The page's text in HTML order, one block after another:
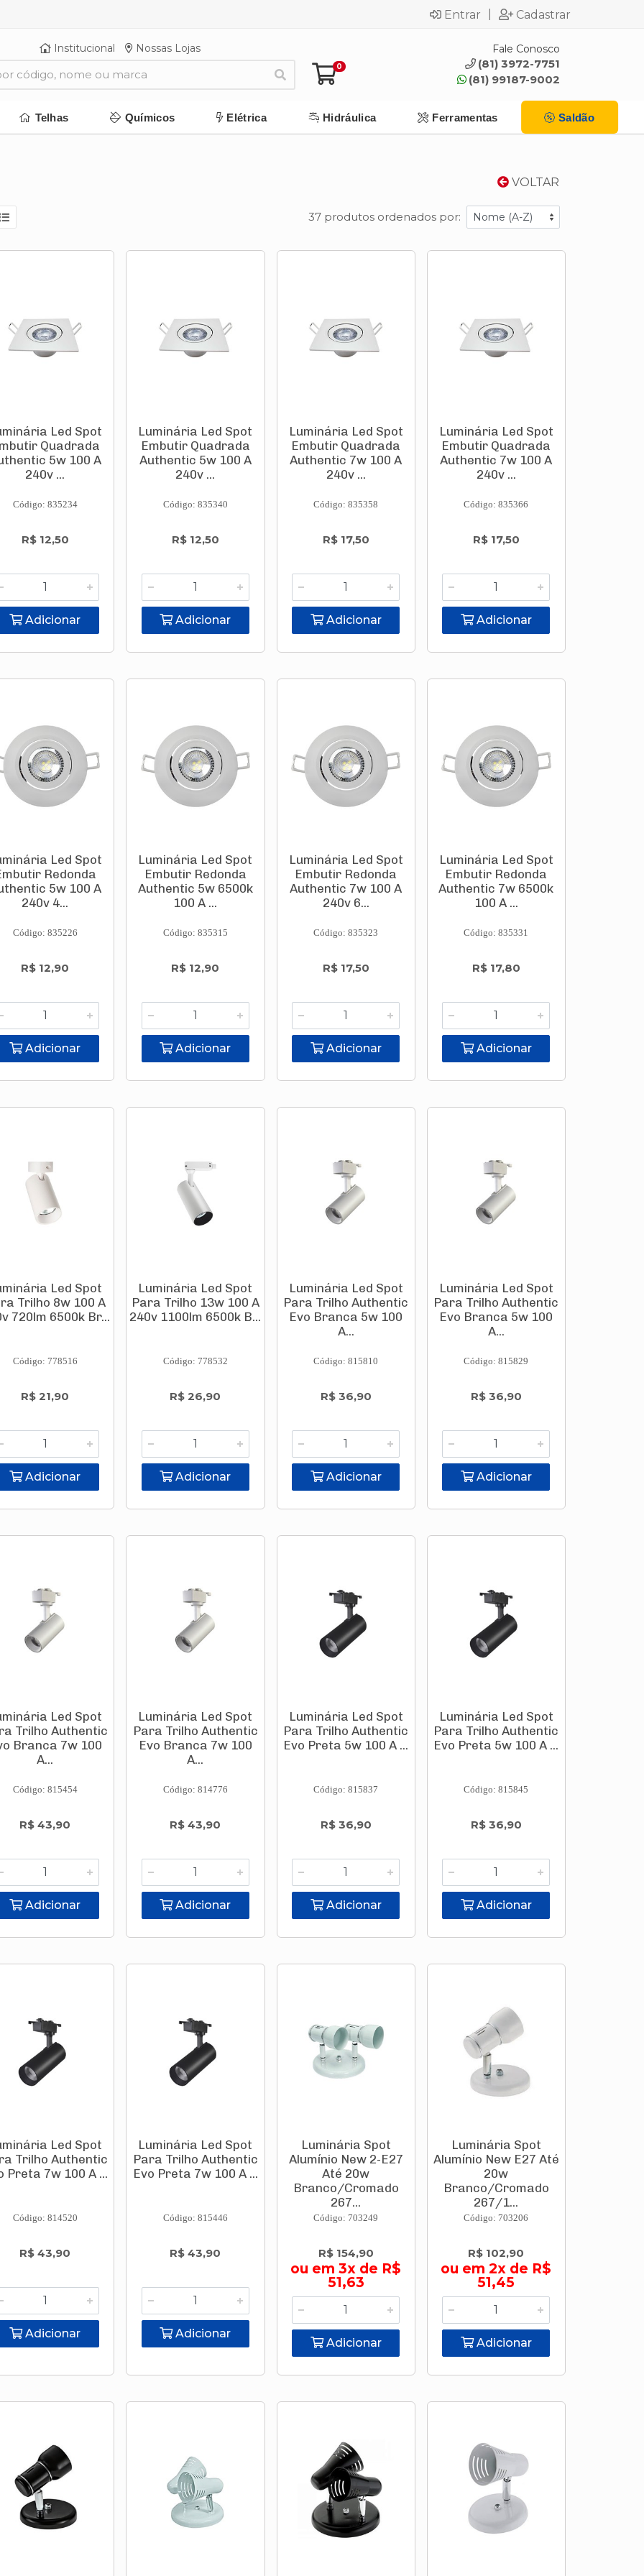
Entrar Cadastrar
Institucional Nossas Lojas
0
Fale Conosco
(81) 3972-7751
(81) 99187-9002
Telhas Químicos Elétrica Hidráulica Ferramentas Saldão
VOLTAR
37 produtos ordenados por:
Led Spot
Quadrada
5w 100 A
240v ...
Código: 835234
R$ 12,50
Adicionar
Luminária Led Spot
Embutir Quadrada
Authentic 5w 100 A
240v ...
Código: 835340
R$ 12,50
Adicionar
Luminária Led Spot
Embutir Quadrada
Authentic 7w 100 A
240v ...
Código: 835358
R$ 17,50
Adicionar
Luminária Led Spot
Embutir Quadrada
Authentic 7w 100 A
240v ...
Código: 835366
R$ 17,50
Adicionar
Led Spot
Redonda
5w 100 A
240v 4...
Código: 835226
R$ 12,90
Adicionar
Luminária Led Spot
Embutir Redonda
Authentic 5w 6500k
100 A ...
Código: 835315
R$ 12,90
Adicionar
Luminária Led Spot
Embutir Redonda
Authentic 7w 100 A
240v 6...
Código: 835323
R$ 17,50
Adicionar
Luminária Led Spot
Embutir Redonda
Authentic 7w 6500k
100 A ...
Código: 835331
R$ 17,80
Adicionar
Led Spot
Trilho 8w 100 A
720lm 6500k Br...
Código: 778516
R$ 21,90
Adicionar
Luminária Led Spot
Para Trilho 13w 100 A
240v 1100lm 6500k B...
Código: 778532
R$ 26,90
Adicionar
Luminária Led Spot
Para Trilho Authentic
Evo Branca 5w 100
A...
Código: 815810
R$ 36,90
Adicionar
Luminária Led Spot
Para Trilho Authentic
Evo Branca 5w 100
A...
Código: 815829
R$ 36,90
Adicionar
Led Spot
Trilho Authentic
Branca 7w 100
A...
Código: 815454
R$ 43,90
Adicionar
Luminária Led Spot
Para Trilho Authentic
Evo Branca 7w 100
A...
Código: 814776
R$ 43,90
Adicionar
Luminária Led Spot
Para Trilho Authentic
Evo Preta 5w 100 A ...
Código: 815837
R$ 36,90
Adicionar
Luminária Led Spot
Para Trilho Authentic
Evo Preta 5w 100 A ...
Código: 815845
R$ 36,90
Adicionar
Led Spot
Trilho Authentic
Preta 7w 100 A ...
Código: 814520
R$ 43,90
Adicionar
Luminária Led Spot
Para Trilho Authentic
Evo Preta 7w 100 A ...
Código: 815446
R$ 43,90
Adicionar
Luminária Spot
Alumínio New 2-E27
Até 20w
Branco/Cromado
267...
Código: 703249
R$ 154,90
ou em 3x de R$
51,63
Adicionar
Luminária Spot
Alumínio New E27 Até
20w
Branco/Cromado
267/1...
Código: 703206
R$ 102,90
ou em 2x de R$
51,45
Adicionar